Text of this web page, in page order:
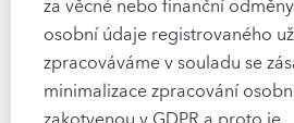
za věcné nebo finanční
osobní údaje registrovaného
zpracováváme v souladu se
minimalizace zpracování